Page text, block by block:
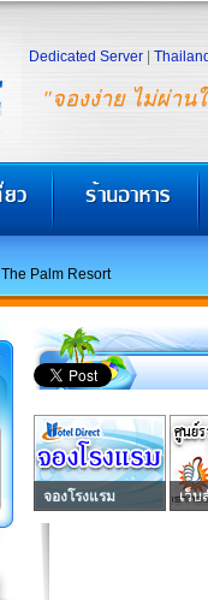
"จองง่าย ไม่ผ่าน
Dedicated Server
The Palm Resort
จองโรงแรม เว็บ